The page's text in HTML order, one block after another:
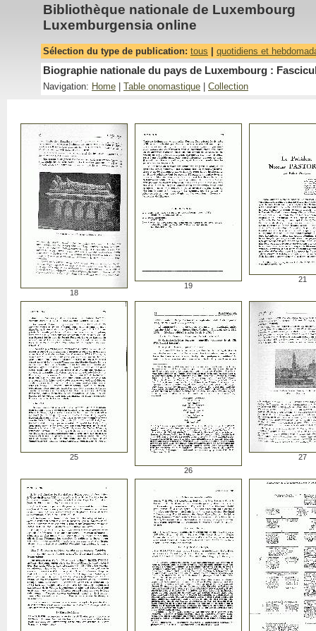
Bibliothèque nationale de Luxembourg
Luxemburgensia online
Sélection du type de publication: tous quotidiens et
Biographie nationale du pays de Luxembourg :
Navigation: Home Table onomastique Collection
18
19
21
25
26
27